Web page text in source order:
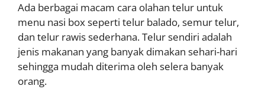
Ada berbagai macam cara olahan telur untuk
menu nasi box seperti telur balado, semur telur,
dan telur rawis sederhana. Telur sendiri adalah
jenis makanan yang banyak dimakan sehari-hari
sehingga mudah diterima oleh selera banyak
orang.